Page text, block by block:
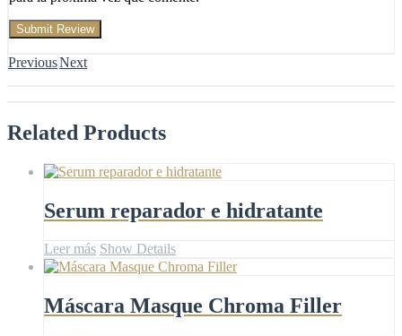
PreviousNext
Related Products
Serum reparador e hidratante
Leer más Show Details
Máscara Masque Chroma Filler